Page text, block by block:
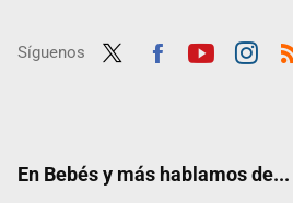
Síguenos
En Bebés y más hablamos de...